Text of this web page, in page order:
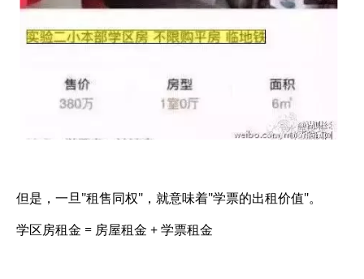
但是，一旦"租售同权"，就意味着"学票的出租价值"。
学区房租金 = 房屋租金 + 学票租金